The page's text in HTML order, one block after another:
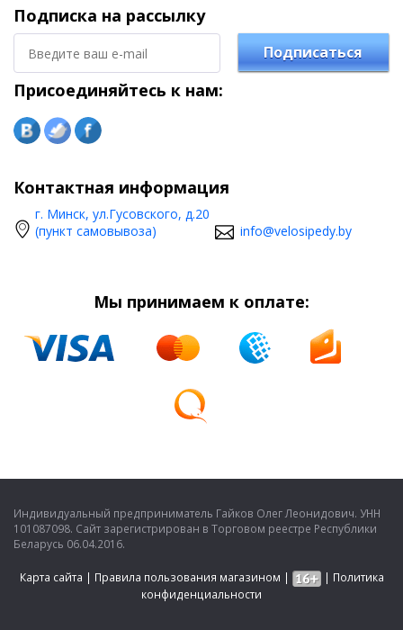
Подписка на рассылку
Подписаться
Присоединяйтесь к нам:
Контактная информация
г. Минск, ул.Гусовского, д.20
(пункт самовывоза)
info@velosipedy.by
Мы принимаем к оплате:
Индивидуальный предприниматель Гайков Олег Леонидович. УНН
101087098. Сайт зарегистрирован в Торговом реестре Республики
Беларусь 06.04.2016.
Карта сайта | Правила пользования магазином | | Политика
конфиденциальности